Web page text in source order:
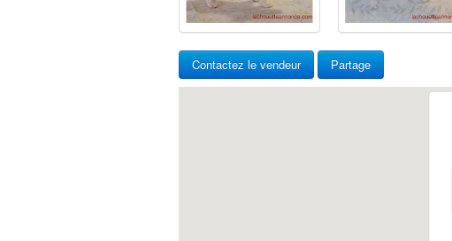
Contactez le vendeur Partage